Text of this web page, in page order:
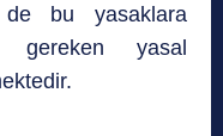
bu yasaklara
gereken yasal